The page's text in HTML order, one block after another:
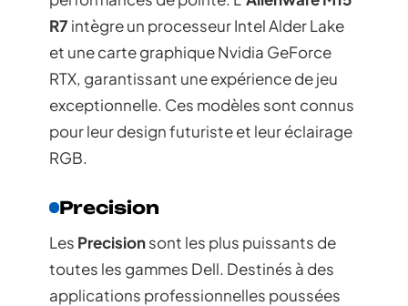
R7 intègre un processeur Intel Alder Lake
et une carte graphique Nvidia GeForce
RTX, garantissant une expérience de jeu
exceptionnelle. Ces modèles sont connus
pour leur design futuriste et leur éclairage
RGB.
Precision
Les Precisionsont les plus puissants de
toutes les gammes Dell. Destinés à des
applications professionnelles poussées